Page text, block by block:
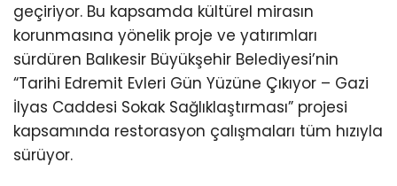
geçiriyor. Bu kapsamda kültürel mirasın
korunmasına yönelik proje ve yatırımları
sürdüren Balıkesir Büyükşehir Belediyesi’nin
“Tarihi Edremit Evleri Gün Yüzüne Çıkıyor – Gazi
İlyas Caddesi Sokak Sağlıklaştırması” projesi
kapsamında restorasyon çalışmaları tüm hızıyla
sürüyor.